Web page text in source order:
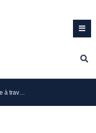
Représentation de la ville à travers le mythe de Pandore dans L’Olympe des infortunes de Yasmina Khadra.